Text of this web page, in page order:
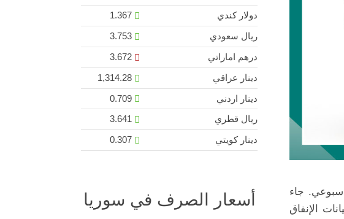
أسبوعي. جاء
الإنفاق
دولار كندي
ريال سعودي
درهم اماراتي
دينار عراقي
دينار اردني
ريال قطري
دينار كويتي
أسعار الصرف في سوريا